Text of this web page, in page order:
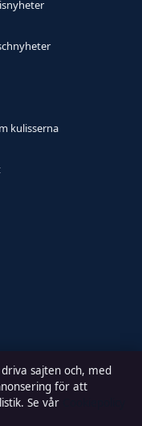
kulisserna
sajten och, med
för att
Se vår